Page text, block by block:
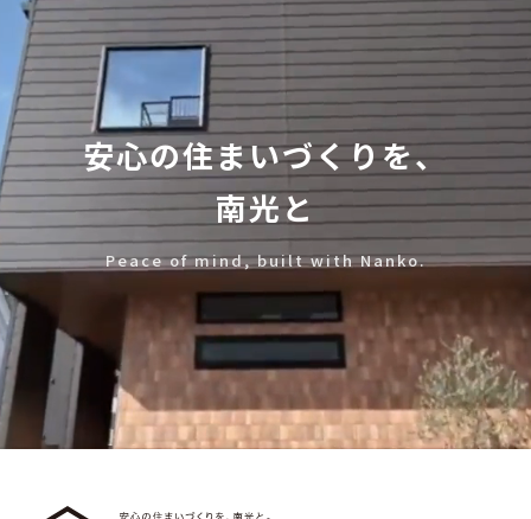
安心の住まいづくりを、
南光と
Peace of mind, built with Nanko.